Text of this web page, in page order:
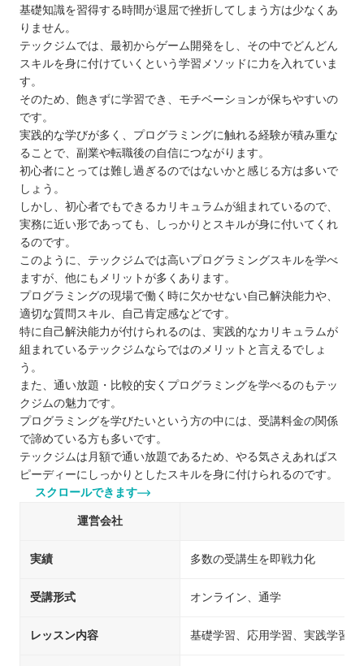
基礎知識を習得する時間が退屈で挫折してしまう方は少なくあ
りません。
テックジムでは、最初からゲーム開発をし、その中でどんどん
スキルを身に付けていくという学習メソッドに力を入れていま
す。
そのため、飽きずに学習でき、モチベーションが保ちやすいの
です。
実践的な学びが多く、プログラミングに触れる経験が積み重な
ることで、副業や転職後の自信につながります。
初心者にとっては難し過ぎるのではないかと感じる方は多いで
しょう。
しかし、初心者でもできるカリキュラムが組まれているので、
実務に近い形であっても、しっかりとスキルが身に付いてくれ
るのです。
このように、テックジムでは高いプログラミングスキルを学べ
ますが、他にもメリットが多くあります。
プログラミングの現場で働く時に欠かせない自己解決能力や、
適切な質問スキル、自己肯定感などです。
特に自己解決能力が付けられるのは、実践的なカリキュラムが
組まれているテックジムならではのメリットと言えるでしょ
う。
また、通い放題・比較的安くプログラミングを学べるのもテッ
クジムの魅力です。
プログラミングを学びたいという方の中には、受講料金の関係
で諦めている方も多いです。
テックジムは月額で通い放題であるため、やる気さえあればス
ピーディーにしっかりとしたスキルを身に付けられるのです。
スクロールできます
運営会社
実績 多数の受講生を即戦力化
受講形式 オンライン、通学
レッスン内容 基礎学習、応用学習、実践学習